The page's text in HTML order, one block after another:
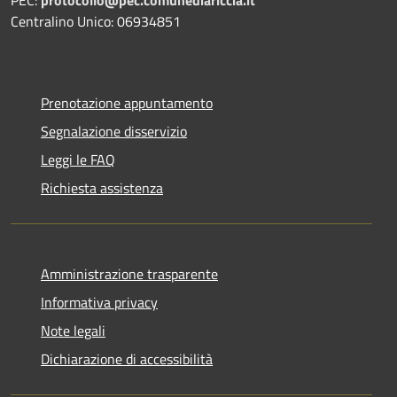
Centralino Unico: 06934851
Prenotazione appuntamento
Segnalazione disservizio
Leggi le FAQ
Richiesta assistenza
Amministrazione trasparente
Informativa privacy
Note legali
Dichiarazione di accessibilità